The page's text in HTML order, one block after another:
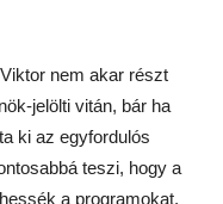
lévő
hagyományosan
hogy